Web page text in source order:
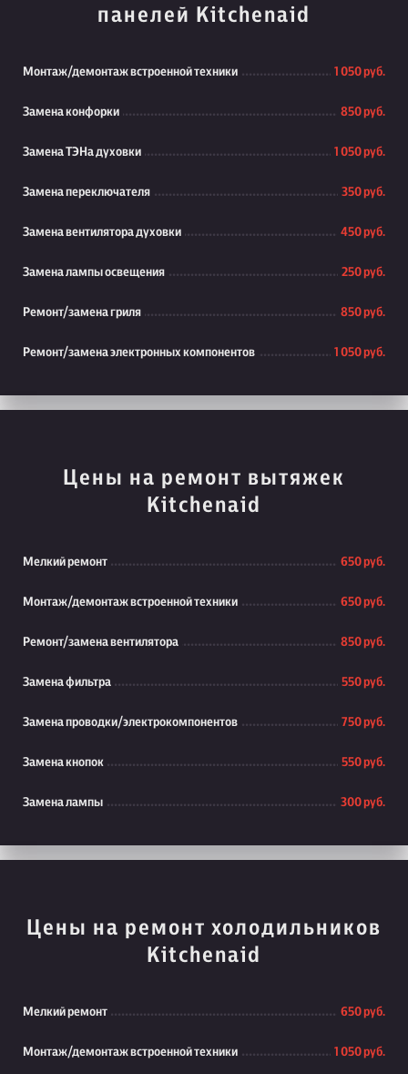
панелей Kitchenaid
Монтаж/демонтаж встроенной техники 1 050 руб.
Замена конфорки 850 руб.
Замена ТЭНа духовки 1 050 руб.
Замена переключателя 350 руб.
Замена вентилятора духовки 450 руб.
Замена лампы освещения 250 руб.
Ремонт/замена гриля 850 руб.
Ремонт/замена электронных компонентов 1 050 руб.
Цены на ремонт вытяжек
Kitchenaid
Мелкий ремонт 650 руб.
Монтаж/демонтаж встроенной техники 650 руб.
Ремонт/замена вентилятора 850 руб.
Замена фильтра 550 руб.
Замена проводки/электрокомпонентов 750 руб.
Замена кнопок 550 руб.
Замена лампы 300 руб.
Цены на ремонт холодильников
Kitchenaid
Мелкий ремонт 650 руб.
Монтаж/демонтаж встроенной техники 1 050 руб.